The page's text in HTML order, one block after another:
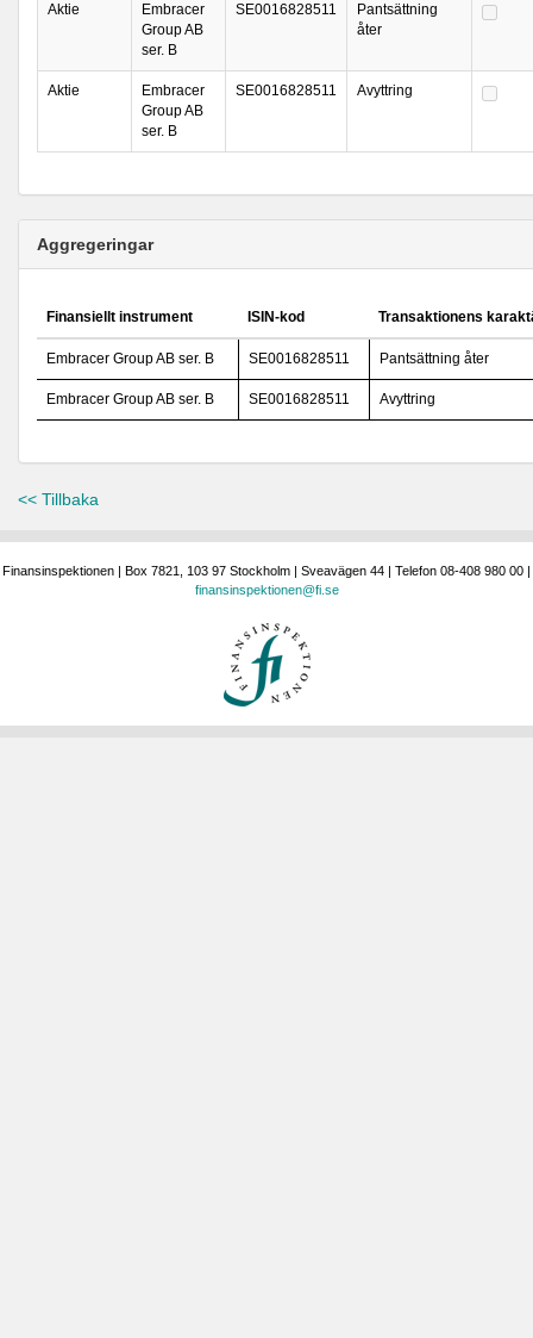
Aktie
Embracer
Group AB
ser. B
SE0016828511
Pantsättning
åter
Aktie
Embracer
Group AB
ser. B
SE0016828511 Avyttring
Aggregeringar
Finansiellt instrument ISIN-kod Transaktionens
Embracer Group AB ser. B SE0016828511 Pantsättning åter
Embracer Group AB ser. B SE0016828511 Avyttring
<< Tillbaka
Finansinspektionen | Box 7821, 103 97 Stockholm | Sveavägen 44 | Telefon 08-408 980 00 |
finansinspektionen@fi.se